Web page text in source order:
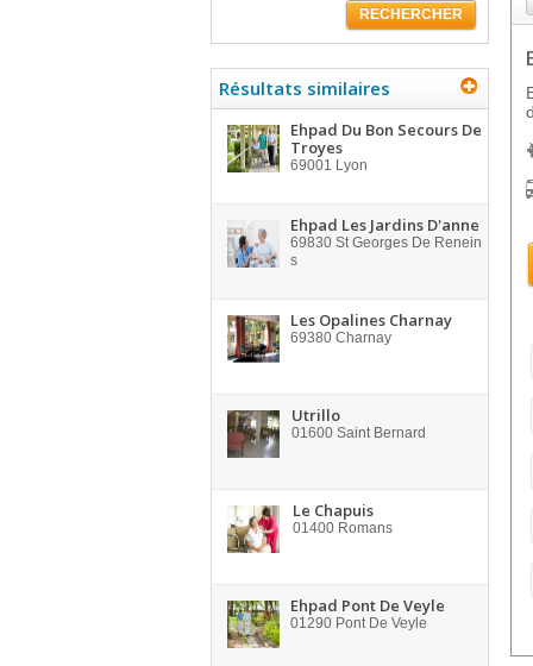
RECHERCHER
Résultats similaires
Ehpad Du Bon Secours De
Troyes
69001 Lyon
Ehpad Les Jardins D'anne
69830 St Georges De Renein
s
Les Opalines Charnay
69380 Charnay
Utrillo
01600 Saint Bernard
Le Chapuis
01400 Romans
Ehpad Pont De Veyle
01290 Pont De Veyle